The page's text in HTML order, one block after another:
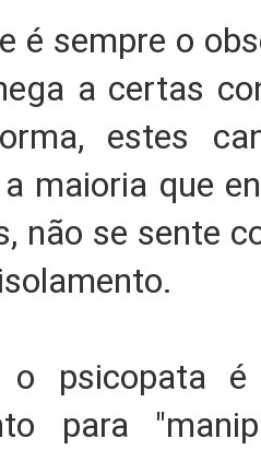
é sempre o
a certas
estes
maioria que
não se sente
psicopata é
para